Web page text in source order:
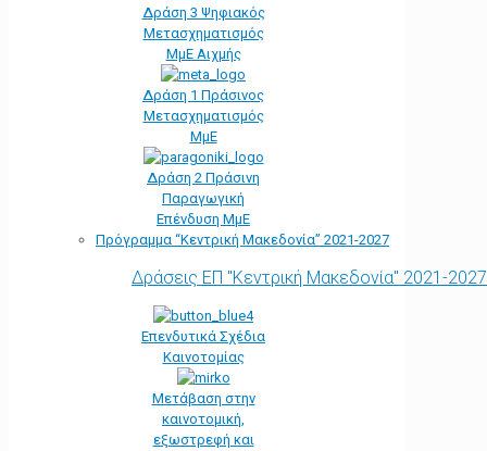
Δράση 3 Ψηφιακός
Μετασχηματισμός
ΜμΕ Αιχμής
Δράση 1 Πράσινος
Μετασχηματισμός
ΜμΕ
Δράση 2 Πράσινη
Παραγωγική
Επένδυση ΜμΕ
Πρόγραμμα “Κεντρική Μακεδονία” 2021-2027
Δράσεις ΕΠ "Κεντρική Μακεδονία" 2021-2027
Επενδυτικά Σχέδια
Καινοτομίας
Μετάβαση στην
καινοτομική,
εξωστρεφή και